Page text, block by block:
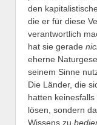
den
die er für diese
verantwortlich
hat sie gerade
eherne
seinem Sinne
Die Länder, die
hatten
lösen, sondern
Wissens zu